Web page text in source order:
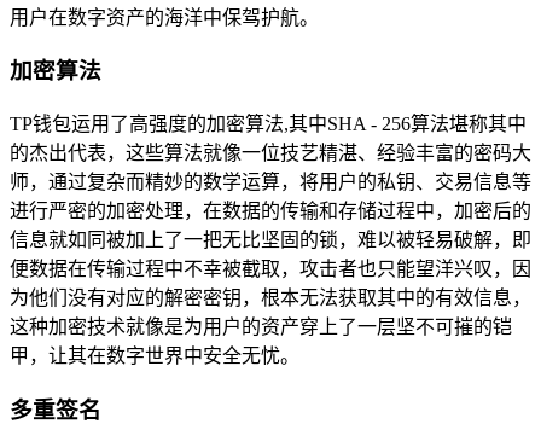
用户在数字资产的海洋中保驾护航。
加密算法
TP钱包运用了高强度的加密算法,其中SHA - 256算法堪称其中
的杰出代表，这些算法就像一位技艺精湛、经验丰富的密码大
师，通过复杂而精妙的数学运算，将用户的私钥、交易信息等
进行严密的加密处理，在数据的传输和存储过程中，加密后的
信息就如同被加上了一把无比坚固的锁，难以被轻易破解，即
便数据在传输过程中不幸被截取，攻击者也只能望洋兴叹，因
为他们没有对应的解密密钥，根本无法获取其中的有效信息，
这种加密技术就像是为用户的资产穿上了一层坚不可摧的铠
甲，让其在数字世界中安全无忧。
多重签名